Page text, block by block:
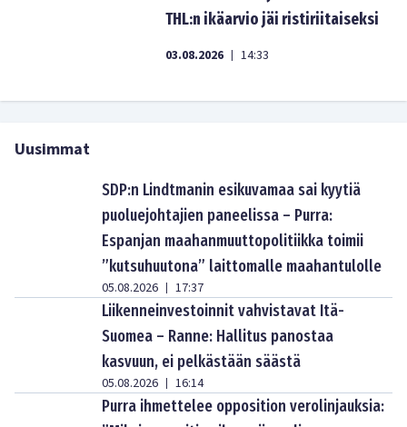
THL:n ikäarvio jäi ristiriitaiseksi
03.08.2026 | 14:33
Uusimmat
SDP:n Lindtmanin esikuvamaa sai kyytiä
puoluejohtajien paneelissa – Purra:
Espanjan maahanmuuttopolitiikka toimii
”kutsuhuutona” laittomalle maahantulolle
05.08.2026 | 17:37
Liikenneinvestoinnit vahvistavat Itä-
Suomea – Ranne: Hallitus panostaa
kasvuun, ei pelkästään säästä
05.08.2026 | 16:14
Purra ihmettelee opposition verolinjauksia: